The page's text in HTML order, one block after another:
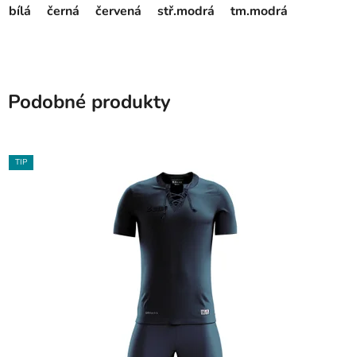
bílá černá červená stř.modrá tm.modrá
Podobné produkty
TIP